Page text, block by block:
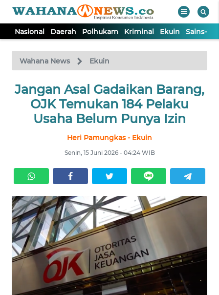
Nasional Daerah Polhukam Kriminal Ekuin Sains-
Wahana News Ekuin
Jangan Asal Gadaikan Barang,
OJK Temukan 184 Pelaku
Usaha Belum Punya Izin
Heri Pamungkas - Ekuin
Senin, 15 Juni 2026 - 04:24 WIB
TV
Tutup
NASIONAL
DAERAH
KRIMINAL
EKUIN
SAINS-TEKNO
KESEHATAN
INTERNASIONAL